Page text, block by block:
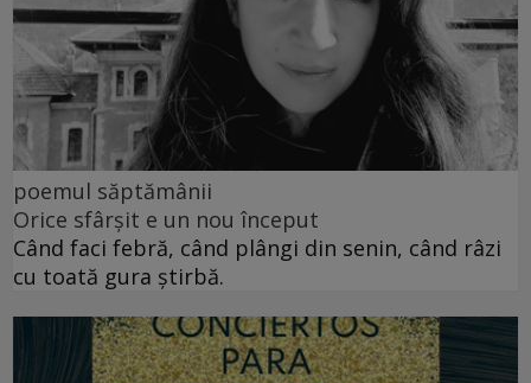
poemul săptămânii
Orice sfârșit e un nou început
Când faci febră, când plângi din senin, când râzi
cu toată gura știrbă.